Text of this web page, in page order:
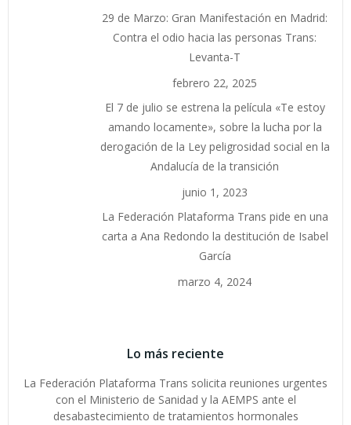
29 de Marzo: Gran Manifestación en Madrid:
Contra el odio hacia las personas Trans:
Levanta-T
febrero 22, 2025
El 7 de julio se estrena la película «Te estoy
amando locamente», sobre la lucha por la
derogación de la Ley peligrosidad social en la
Andalucía de la transición
junio 1, 2023
La Federación Plataforma Trans pide en una
carta a Ana Redondo la destitución de Isabel
García
marzo 4, 2024
Lo más reciente
La Federación Plataforma Trans solicita reuniones urgentes
con el Ministerio de Sanidad y la AEMPS ante el
desabastecimiento de tratamientos hormonales